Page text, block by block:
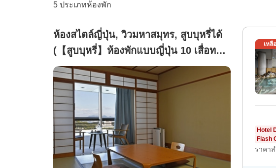
5 ประเภทห้องพัก
ห้องสไตล์ญี่ปุ่น, วิวมหาสมุทร, สูบบุหรี่ได้
(【สูบบุหรี่】ห้องพักแบบญี่ปุ่น 10 เสื่อทา
ทามิ)
เหลื
Hotel
Flash
ราคา